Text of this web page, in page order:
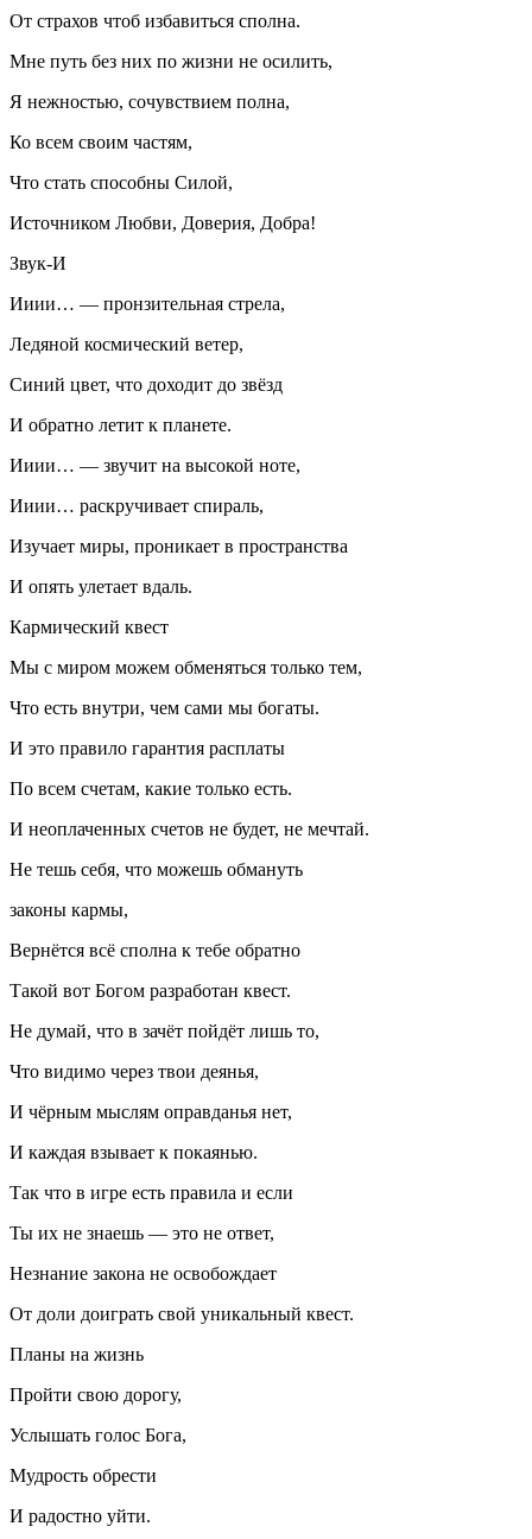
От страхов чтоб избавиться сполна.
Мне путь без них по жизни не осилить,
Я нежностью, сочувствием полна,
Ко всем своим частям,
Что стать способны Силой,
Источником Любви, Доверия, Добра!
Звук-И
Ииии… — пронзительная стрела,
Ледяной космический ветер,
Синий цвет, что доходит до звёзд
И обратно летит к планете.
Ииии… — звучит на высокой ноте,
Ииии… раскручивает спираль,
Изучает миры, проникает в пространства
И опять улетает вдаль.
Кармический квест
Мы с миром можем обменяться только тем,
Что есть внутри, чем сами мы богаты.
И это правило гарантия расплаты
По всем счетам, какие только есть.
И неоплаченных счетов не будет, не мечтай.
Не тешь себя, что можешь обмануть
законы кармы,
Вернётся всё сполна к тебе обратно
Такой вот Богом разработан квест.
Не думай, что в зачёт пойдёт лишь то,
Что видимо через твои деянья,
И чёрным мыслям оправданья нет,
И каждая взывает к покаянью.
Так что в игре есть правила и если
Ты их не знаешь — это не ответ,
Незнание закона не освобождает
От доли доиграть свой уникальный квест.
Планы на жизнь
Пройти свою дорогу,
Услышать голос Бога,
Мудрость обрести
И радостно уйти.